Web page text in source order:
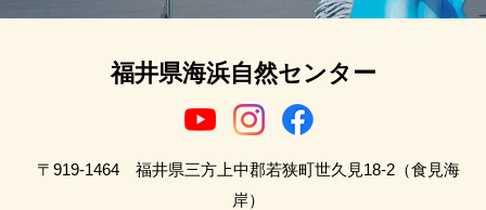
福井県海浜自然センター
〒919-1464 福井県三方上中郡若狭町世久見18-2（食見海
岸）